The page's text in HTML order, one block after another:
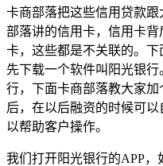
卡商部落把这些信用贷款
部落讲的信用卡，信用卡
卡，这些都是不关联的。
先下载一个软件叫阳光银
行，下面卡商部落教大家
后，在以后融资的时候可
以帮助客户操作。
我们打开阳光银行的APP